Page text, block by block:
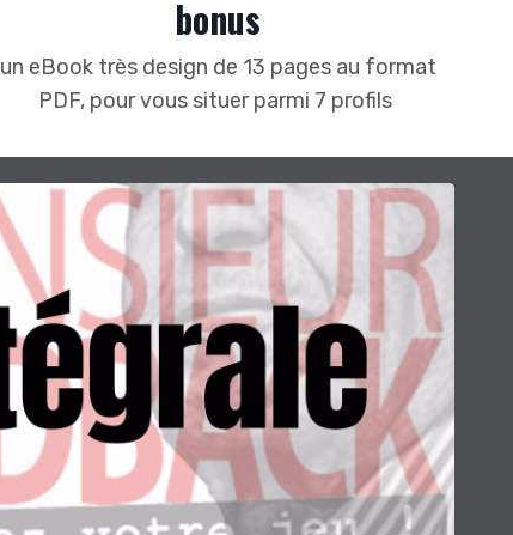
bonus
un eBook très design de 13 pages au format
PDF, pour vous situer parmi 7 profils